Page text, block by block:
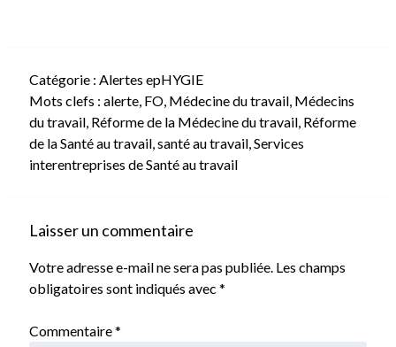
Catégorie : Alertes epHYGIE
Mots clefs : alerte, FO, Médecine du travail, Médecins
du travail, Réforme de la Médecine du travail, Réforme
de la Santé au travail, santé au travail, Services
interentreprises de Santé au travail
Laisser un commentaire
Votre adresse e-mail ne sera pas publiée. Les champs
obligatoires sont indiqués avec *
Commentaire*